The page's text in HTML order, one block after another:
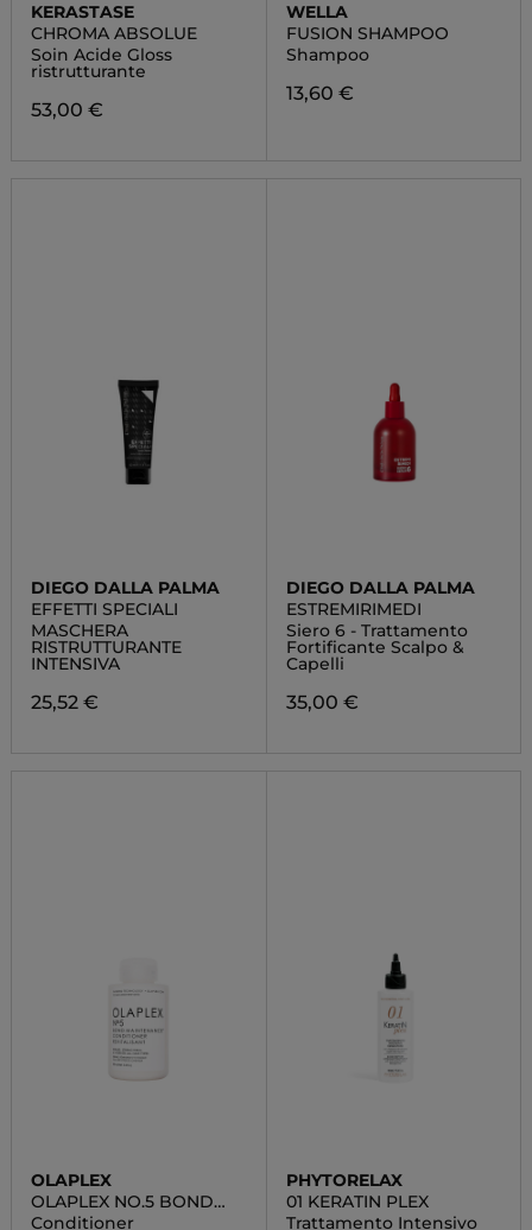
KERASTASE
CHROMA ABSOLUE
Soin Acide Gloss
ristrutturante
53,00 €
WELLA
FUSION SHAMPOO
Shampoo
13,60 €
DIEGO DALLA PALMA
EFFETTI SPECIALI
MASCHERA
RISTRUTTURANTE
INTENSIVA
25,52 €
DIEGO DALLA PALMA
ESTREMIRIMEDI
Siero 6 - Trattamento
Fortificante Scalpo &
Capelli
35,00 €
OLAPLEX
OLAPLEX NO.5 BOND
MAINTENANCE™
Conditioner
PHYTORELAX
01 KERATIN PLEX
Trattamento Intensivo